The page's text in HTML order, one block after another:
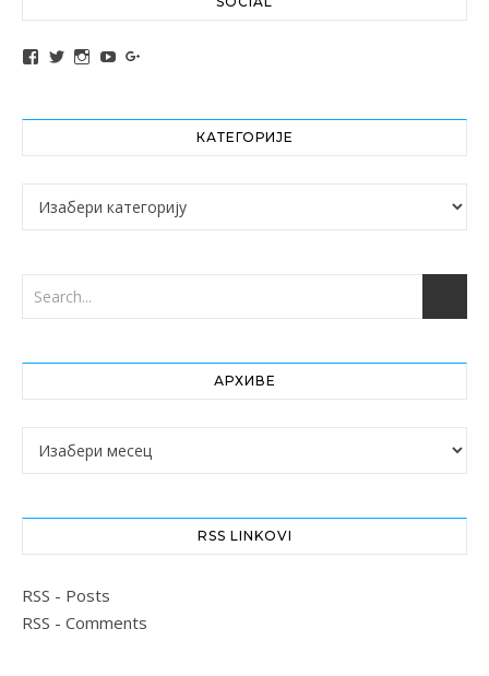
View altochef’s profile on Facebook
View jovancica73’s profile on Twitter
View jovancica73’s profile on Instagram
View jovancica73’s profile on YouTube
КАТЕГОРИЈЕ
Категорије
АРХИВЕ
Архиве
RSS LINKOVI
RSS - Posts
RSS - Comments